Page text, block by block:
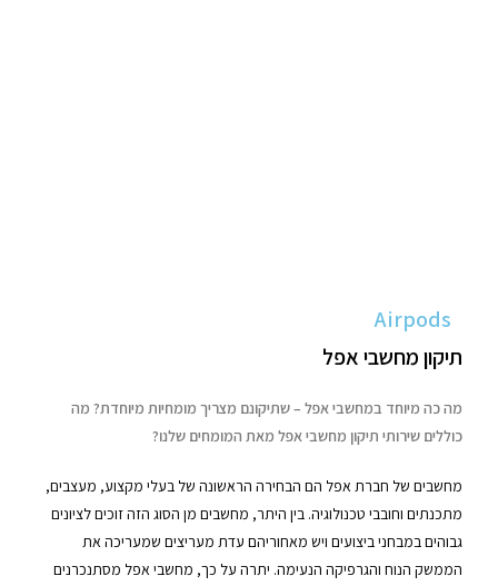
Airpods
תיקון מחשבי אפל
מה כה מיוחד במחשבי אפל – שתיקונם מצריך מומחיות מיוחדת? מה
כוללים שירותי תיקון מחשבי אפל מאת המומחים שלנו?
מחשבים של חברת אפל הם הבחירה הראשונה של בעלי מקצוע, מעצבים,
מתכנתים וחובבי טכנולוגיה. בין היתר, מחשבים מן הסוג הזה זוכים לציונים
גבוהים במבחני ביצועים ויש מאחוריהם עדת מעריצים שמעריכה את
הממשק הנוח והגרפיקה הנעימה. יתרה על כך, מחשבי אפל מסתנכרנים